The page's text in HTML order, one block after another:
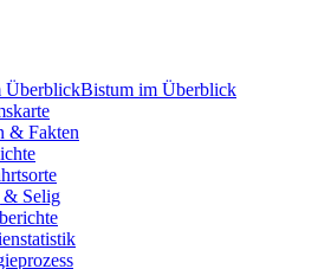
Bistum im Überblick
& Fakten
Selig